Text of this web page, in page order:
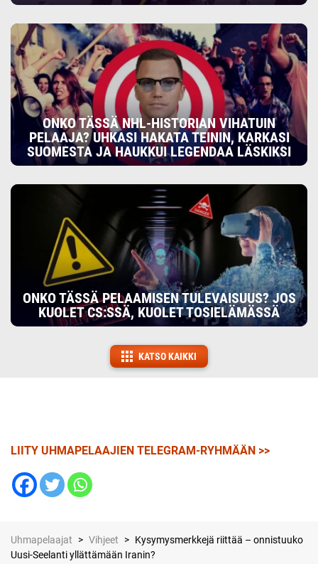
ONKO TÄSSÄ NHL-HISTORIAN VIHATUIN
PELAAJA? UHKASI HAKATA TEININ, KARKASI
SUOMESTA JA HAUKKUI LEGENDAA LÄSKIKSI
ONKO TÄSSÄ PELAAMISEN TULEVAISUUS? JOS
KUOLET CS:SSÄ, KUOLET TOSIELÄMÄSSÄ
KATSO KAIKKI
LIITY UHMAPELAAJIEN TELEGRAM-RYHMÄÄN >>
Uhmapelaajat > Vihjeet > Kysymysmerkkejä riittää – onnistuuko
Uusi-Seelanti yllättämään Iranin?